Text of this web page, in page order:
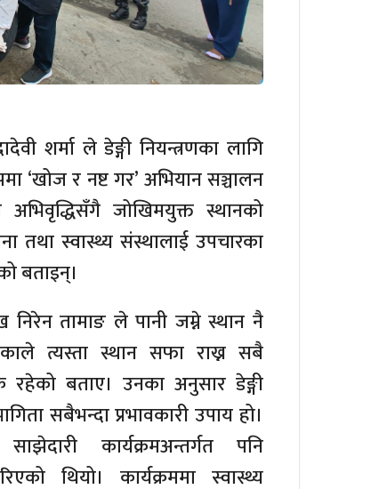
शर्मा ले डेङ्गी नियन्त्रणका लागि
‘खोज र नष्ट गर’ अभियान सञ्चालन
जोखिमयुक्त स्थानको
तथा स्वास्थ्य संस्थालाई उपचारका
बताइन्।
निरेन तामाङ ले पानी जम्ने स्थान नै
त्यस्ता स्थान सफा राख्न सबै
बताए। उनका अनुसार डेङ्गी
सबैभन्दा प्रभावकारी उपाय हो।
कार्यक्रमअन्तर्गत पनि
थियो। कार्यक्रममा स्वास्थ्य